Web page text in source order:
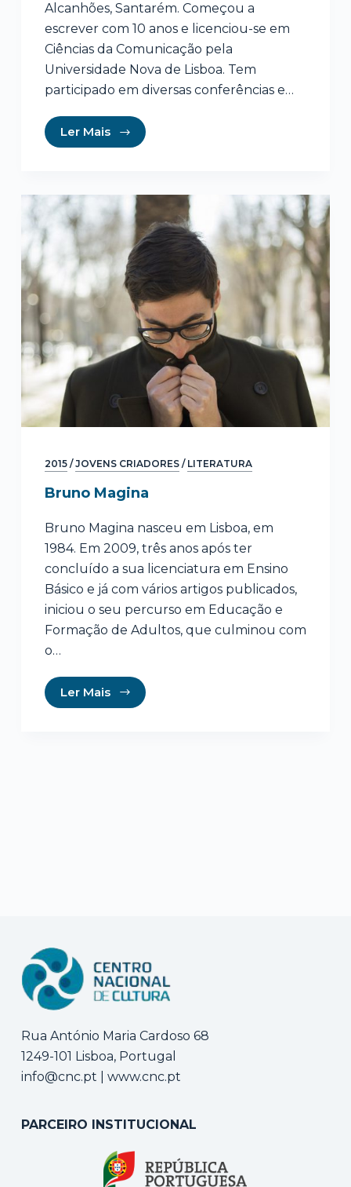
Alcanhões, Santarém. Começou a
escrever com 10 anos e licenciou-se em
Ciências da Comunicação pela
Universidade Nova de Lisboa. Tem
participado em diversas conferências e…
Ler Mais
2015/JOVENS CRIADORES/ LITERATURA
Bruno Magina
Bruno Magina nasceu em Lisboa, em
1984. Em 2009, três anos após ter
concluído a sua licenciatura em Ensino
Básico e já com vários artigos publicados,
iniciou o seu percurso em Educação e
Formação de Adultos, que culminou com
o…
Ler Mais
Rua António Maria Cardoso 68
1249-101 Lisboa, Portugal
info@cnc.pt
www.cnc.pt
PARCEIRO INSTITUCIONAL